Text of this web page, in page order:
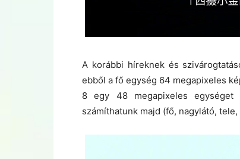
A korábbi híreknek és
ebből a fő egység 64 megapixeles
8 egy 48 megapixeles
számíthatunk majd (fő, nagylátó,